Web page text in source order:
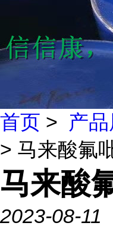
首页 > 产
> 马来酸氟
马来酸
2023-08-11